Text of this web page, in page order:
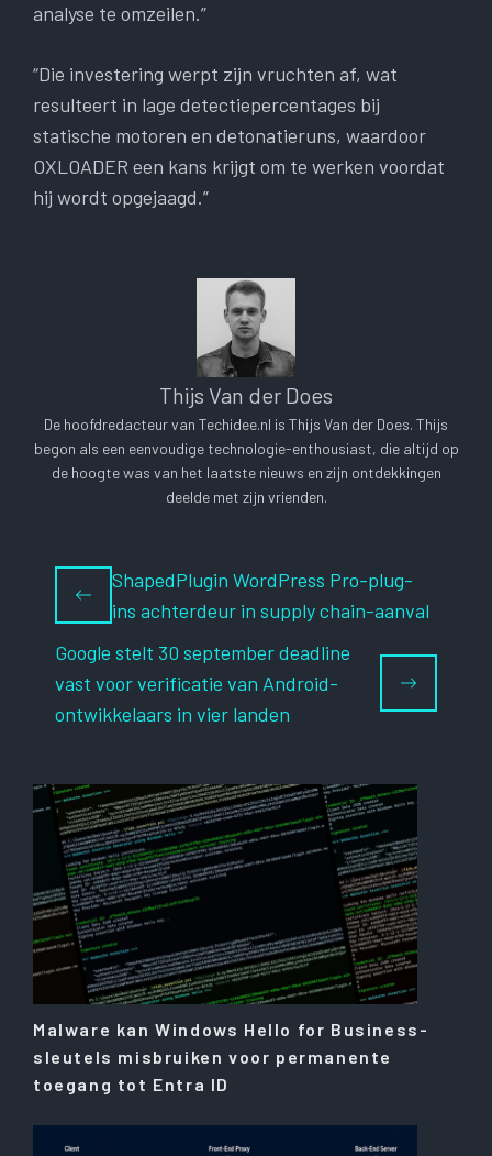
analyse te omzeilen.”
“Die investering werpt zijn vruchten af, wat
resulteert in lage detectiepercentages bij
statische motoren en detonatieruns, waardoor
OXLOADER een kans krijgt om te werken voordat
hij wordt opgejaagd.”
Thijs Van der Does
De hoofdredacteur van Techidee.nl is Thijs Van der Does. Thijs
begon als een eenvoudige technologie-enthousiast, die altijd op
de hoogte was van het laatste nieuws en zijn ontdekkingen
deelde met zijn vrienden.
ShapedPlugin WordPress Pro-plug-
ins achterdeur in supply chain-aanval
Google stelt 30 september deadline
vast voor verificatie van Android-
ontwikkelaars in vier landen
Malware kan Windows Hello for Business-
sleutels misbruiken voor permanente
toegang tot Entra ID